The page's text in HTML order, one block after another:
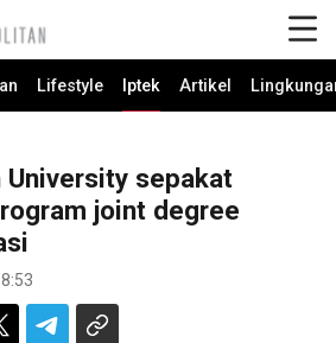
Lifestyle Iptek Artikel
University sepakat
joint degree